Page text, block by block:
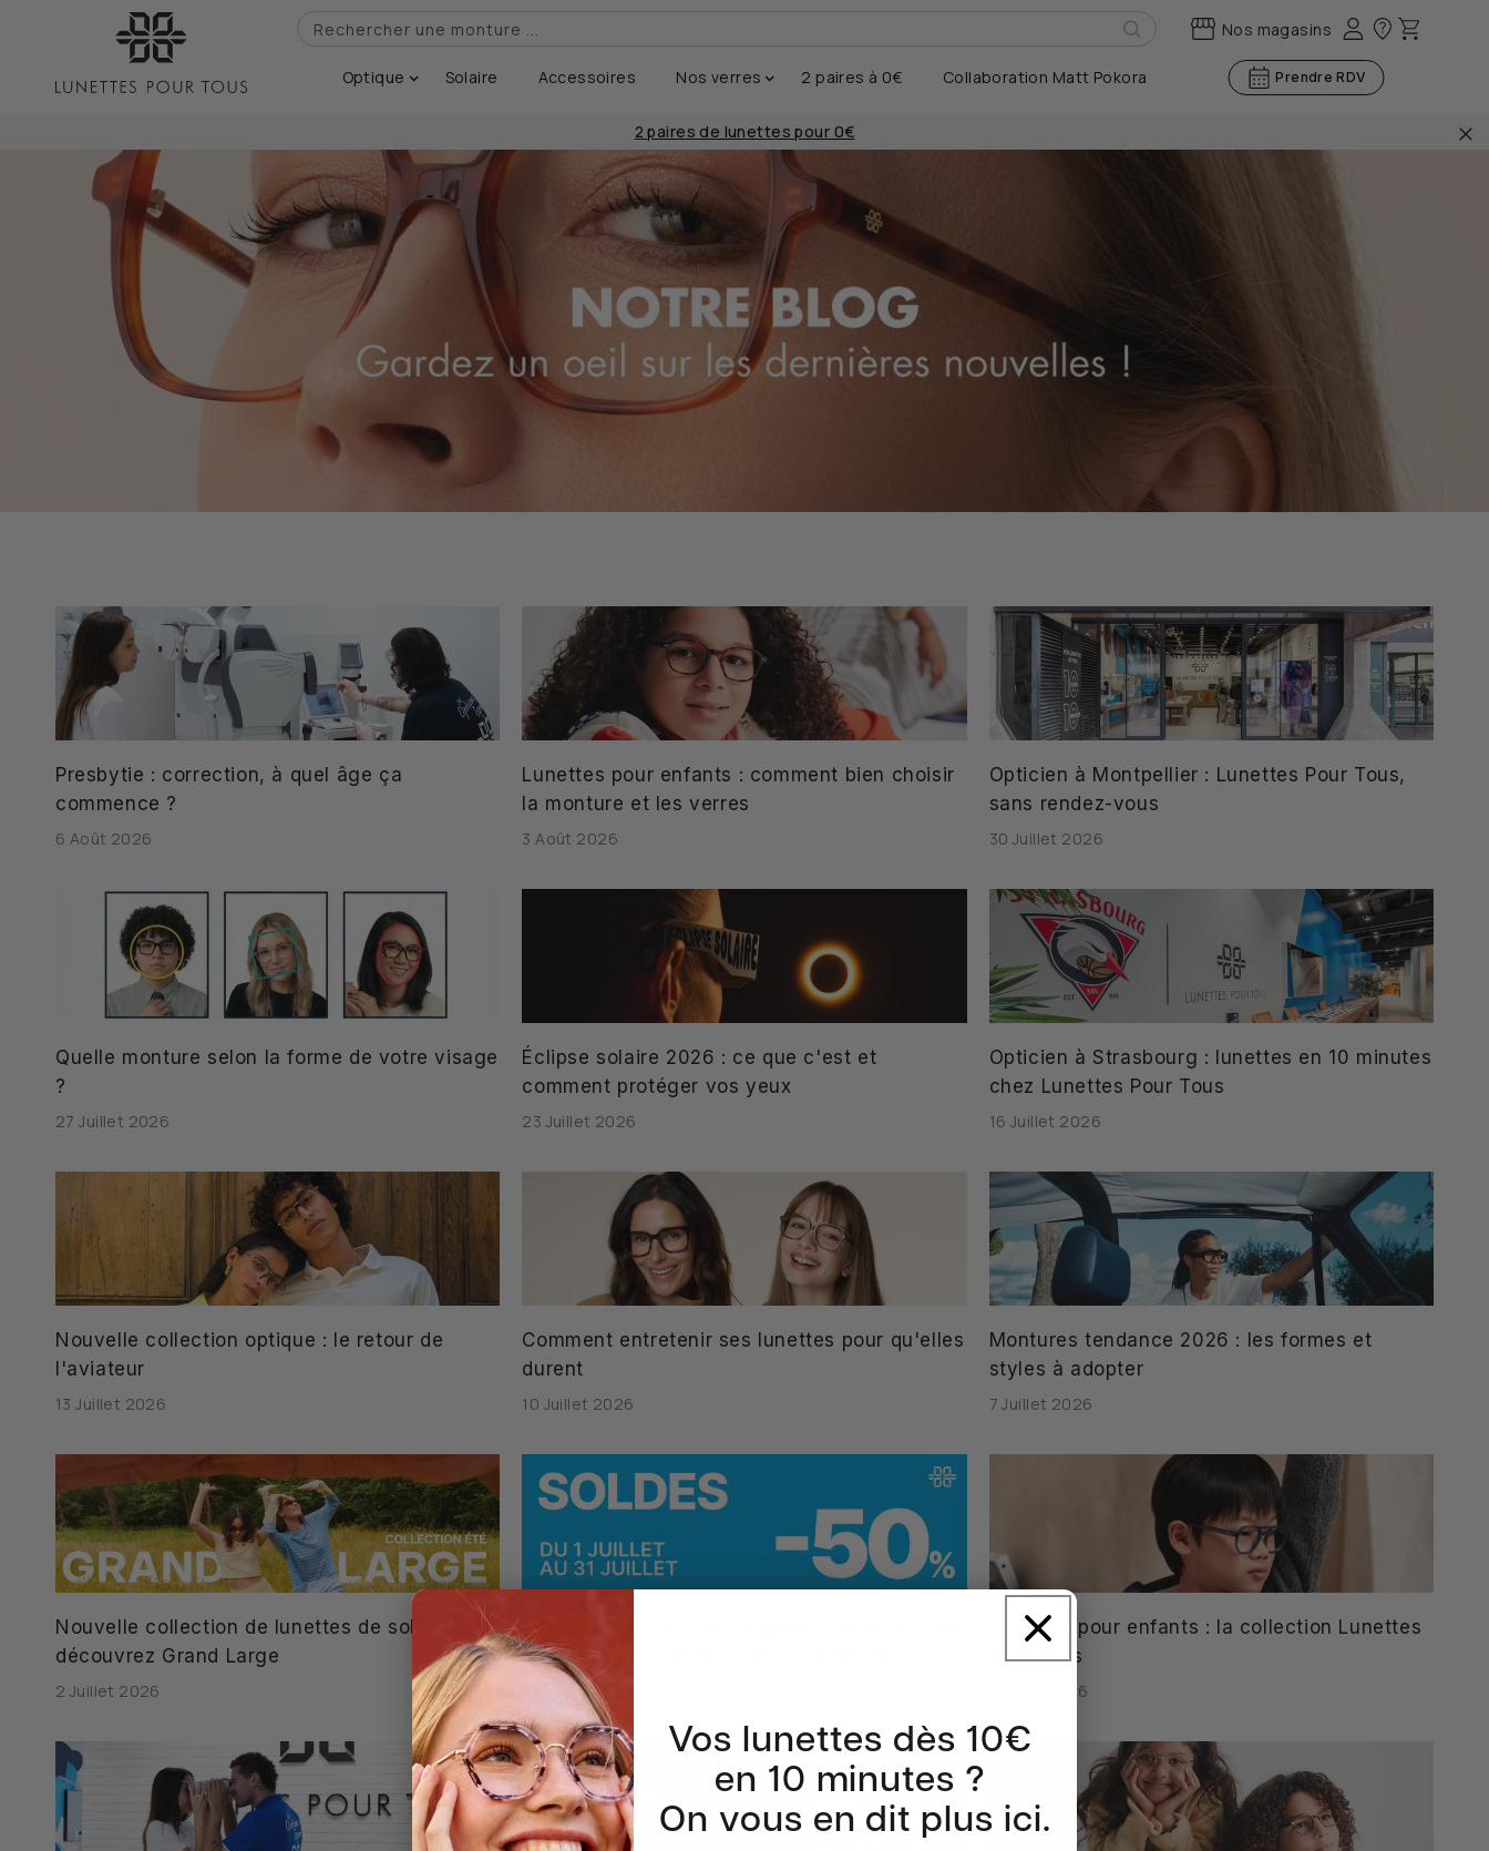
Rechercher une monture ...
Prendre RDV
Nos magasins
connecter
Panier
Optique Solaire Accessoires Nos verres 2 paires à 0€ Collaboration Matt Pokora
2 paires de lunettes pour 0€
Presbytie : correction, à quel âge ça
commence ?
6 Août 2026
Lunettes pour enfants : comment bien choisir
la monture et les verres
3 Août 2026
Opticien à Montpellier : Lunettes Pour Tous,
sans rendez-vous
30 Juillet 2026
Quelle monture selon la forme de votre visage
?
27 Juillet 2026
Éclipse solaire 2026 : ce que c'est et
comment protéger vos yeux
23 Juillet 2026
Opticien à Strasbourg : lunettes en 10 minutes
chez Lunettes Pour Tous
16 Juillet 2026
Nouvelle collection optique : le retour de
l'aviateur
13 Juillet 2026
Comment entretenir ses lunettes pour qu'elles
durent
10 Juillet 2026
Montures tendance 2026 : les formes et
styles à adopter
7 Juillet 2026
Nouvelle collection de lunettes de soleil :
découvrez Grand Large
2 Juillet 2026
Soldes d'été 2026 en Belgique : -50% sur une
sélection de lunettes chez Lunettes Pour Tous
1 Juillet 2026
Lunettes pour enfants : la collection Lunettes
Pour Tous
29 Juin 2026
Vos lunettes dès 10€
en 10 minutes ?
On vous en dit plus ici.